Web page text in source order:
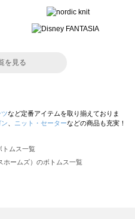
を見る
ツなど定番アイテムを取り揃えておりま
ニット・セーターなどの商品も充実！
トムス一覧
ホームズ）のボトムス一覧
マンサモスモス）のボトムス一覧
ー）のボトムス一覧